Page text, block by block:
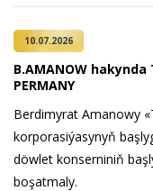
10.07.2026
B.AMANOW
PERMANY
Berdimyrat Amanowy
korporasiýasynyň
döwlet konserniniň
boşatmaly.